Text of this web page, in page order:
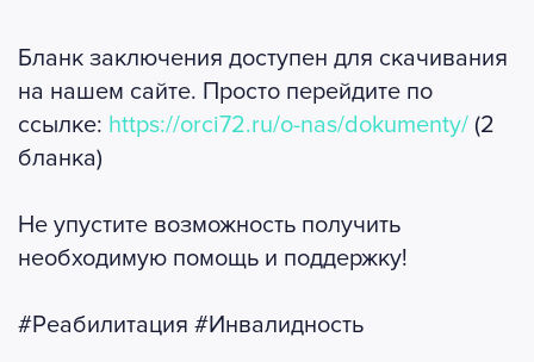
Бланк заключения доступен для скачивания
на нашем сайте. Просто перейдите по
ссылке: https://orci72.ru/o-nas/dokumenty/ (2
бланка)
Не упустите возможность получить
необходимую помощь и поддержку!
#Реабилитация #Инвалидность